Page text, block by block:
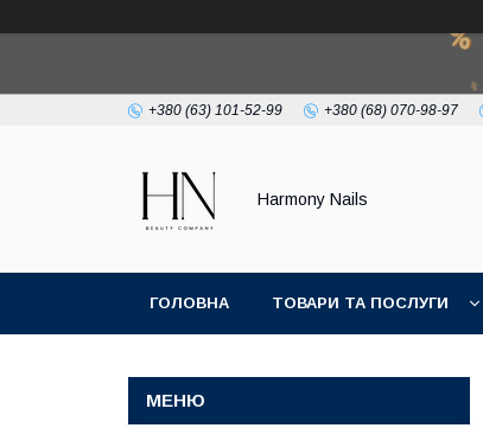
+380 (63) 101-52-99 +380 (68) 070-98-97
Harmony Nails
ГОЛОВНА ТОВАРИ ТА ПОСЛУГИ